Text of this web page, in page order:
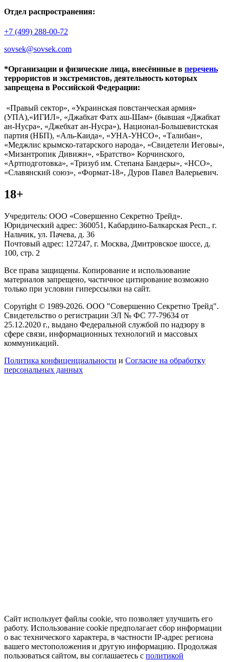
Отдел распространения:
+7 (499) 288-00-72
sovsek@sovsek.com
*Организации и физические лица, внесённные в перечень
террористов и экстремистов, деятельность которых
запрещена в Российской Федерации:
«Правый сектор», «Украинская повстанческая армия»
(УПА),«ИГИЛ», «Джабхат Фатх аш-Шам» (бывшая «Джабхат
ан-Нусра», «Джебхат ан-Нусра»), Национал-Большевистская
партия (НБП), «Аль-Каида», «УНА-УНСО», «Талибан»,
«Меджлис крымско-татарского народа», «Свидетели Иеговы»,
«Мизантропик Дивижн», «Братство» Корчинского,
«Артподготовка», «Тризуб им. Степана Бандеры», «НСО»,
«Славянский союз», «Формат-18», Дуров Павел Валерьевич.
18+
Учредитель: ООО «Совершенно Секретно Трейд».
Юридический адрес: 360051, Кабардино-Балкарская Респ., г.
Нальчик, ул. Пачева, д. 36
Почтовый адрес: 127247, г. Москва, Дмитровское шоссе, д.
100, стр. 2
Все права защищены. Копирование и использование
материалов запрещено, частичное цитирование возможно
только при условии гиперссылки на сайт.
Copyright © 1989-2026. ООО "Совершенно Секретно Трейд".
Свидетельство о регистрации ЭЛ № ФС 77-79634 от
25.12.2020 г., выдано Федеральной службой по надзору в
сфере связи, информационных технологий и массовых
коммуникаций.
Политика конфиценциальности и Согласие на обработку
персональных данных
Сайт использует файлы cookie, что позволяет улучшить его
работу. Использование cookie предполагает сбор информации
о вас технического характера, в частности IP-адрес региона
вашего местоположения и другую информацию. Продолжая
пользоваться сайтом, вы соглашаетесь с политикой